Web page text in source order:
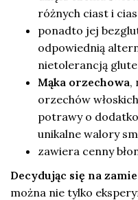
różnych ciast i
ponadto jej
odpowiednią
nietolerancją
Mąka orzechowa,
orzechów
potrawy o
unikalne walory
zawiera cenny
Decydując się na
można nie tylko